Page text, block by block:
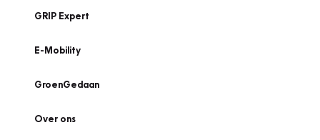
GRIP Expert
E-Mobility
GroenGedaan
Over ons